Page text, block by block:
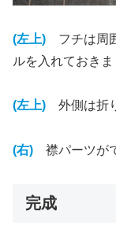
(左上) フチは周
ルを入れておきま
(左上) 外側は折
(右) 襟パーツが
完成